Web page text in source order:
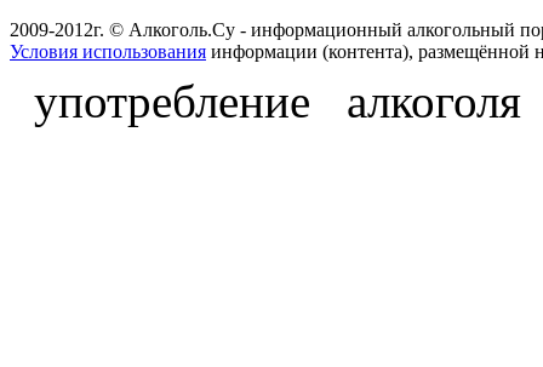
2009-2012г. © Алкоголь.Су - информационный алкогольный
Условия использования информации (контента), размещённой
употребление